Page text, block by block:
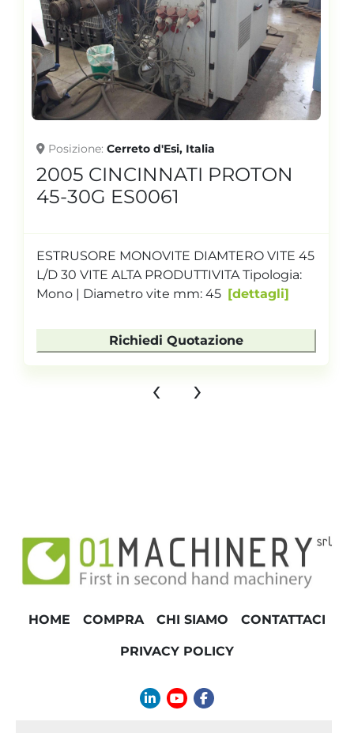
Posizione Cerreto d'Esi, Italia
2005 CINCINNATI PROTON
45-30G ES0061
ESTRUSORE MONOVITE DIAMTERO VITE 45
L/D 30 VITE ALTA PRODUTTIVITA Tipologia:
Mono | Diametro vite mm: 45
dettagli
Richiedi Quotazione
‹ ›
HOME COMPRA CHI SIAMO CONTATTACI
PRIVACY POLICY
linkedinyoutubefacebook